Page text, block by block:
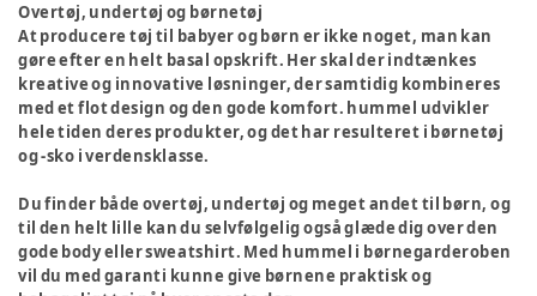
Overtøj, undertøj og børnetøj
At producere tøj til babyer og børn er ikke noget, man kan
gøre efter en helt basal opskrift. Her skal der indtænkes
kreative og innovative løsninger, der samtidig kombineres
med et flot design og den gode komfort. hummel udvikler
hele tiden deres produkter, og det har resulteret i børnetøj
og -sko i verdensklasse.
Du finder både overtøj, undertøj og meget andet til børn, og
til den helt lille kan du selvfølgelig også glæde dig over den
gode body eller sweatshirt. Med hummel i børnegarderoben
vil du med garanti kunne give børnene praktisk og